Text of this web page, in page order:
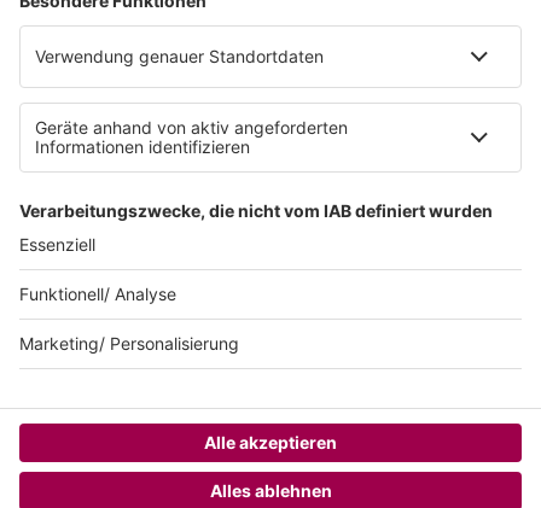
Impressum
Teilnahmebedingungen
SUNSHINE LIVE 24/7 ELECTRONIC
© sunshine live / realisiert auf Basis von resc.web, dem CMS von resc.